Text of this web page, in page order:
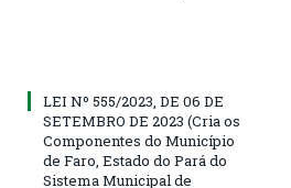
LEI Nº 555/2023, DE 06 DE
SETEMBRO DE 2023 (Cria os
Componentes do Município
de Faro, Estado do Pará do
Sistema Municipal de